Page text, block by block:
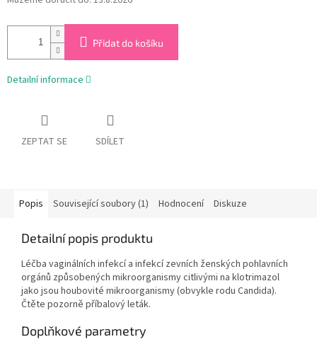
Přidat do košíku
Detailní informace
ZEPTAT SE SDÍLET
Popis Související soubory (1) Hodnocení Diskuze
Detailní popis produktu
Léčba vaginálních infekcí a infekcí zevních ženských pohlavních
orgánů způsobených mikroorganismy citlivými na klotrimazol
jako jsou houbovité mikroorganismy (obvykle rodu Candida).
Čtěte pozorně příbalový leták.
Doplňkové parametry